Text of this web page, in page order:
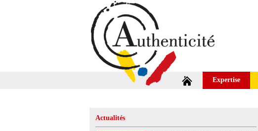
Expertise
Actualités